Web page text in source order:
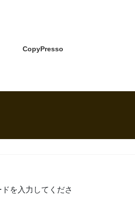
CopyPresso
を入力してくださ